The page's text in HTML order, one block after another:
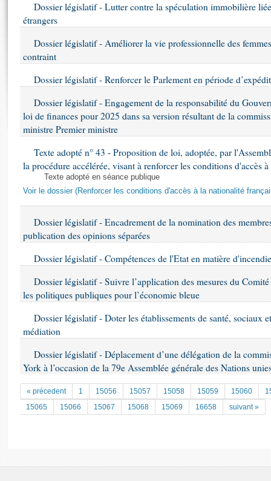
Propositions de loi
Amendements
Rapports d'enquête
Rapports législatifs
Rapports sur l'application des lois
Baromètre de l’application des lois
Dossiers législatifs
Budget et sécurité sociale
Questions écrites et orales
Histoire
Juniors
Anciennes législatures
Liens vers les sites publics
Photos libres de droit
Dossier législatif - Lutter contre la spéculation immobilière
étrangers
Dossier législatif - Améliorer la vie professionnelle des
contraint
Dossier législatif - Renforcer le Parlement en période
Dossier législatif - Engagement de la responsabilité du
loi de finances pour 2025 dans sa version résultant de la
ministre Premier ministre
Texte adopté n° 43 - Proposition de loi, adoptée, par
la procédure accélérée, visant à renforcer les conditions d'accès
Texte adopté en séance publique
Voir le dossier (Renforcer les conditions d'accès à la nationalité
Dossier législatif - Encadrement de la nomination des
publication des opinions séparées
Dossier législatif - Compétences de l'Etat en matière
Dossier législatif - Suivre l’application des mesures du
les politiques publiques pour l’économie bleue
Dossier législatif - Doter les établissements de santé, sociaux
médiation
Dossier législatif - Déplacement d’une délégation de la
York à l’occasion de la 79e Assemblée générale des Nations
« précedent 1 15056 15057 15058 15059 15060
15065
15066 15067 15068 15069 16658 suivant »